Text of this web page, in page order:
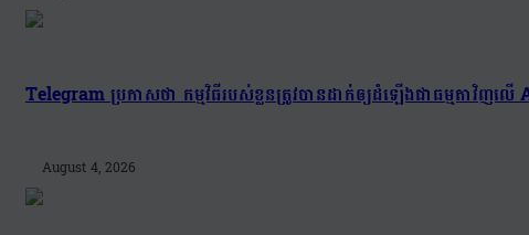
Telegram ប្រកាសថា កម្មវិធីរបស់ខ្លួនត្រូវបានដាក់ឲ្យដំឡើងជាធម្មតាវិ
August 4, 2026